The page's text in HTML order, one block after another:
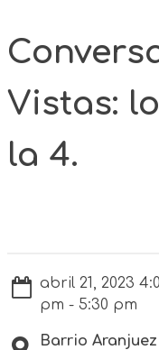
Vistas:
la 4.
abril 21, 2023
pm - 5:30 pm
Barrio Aranjuez